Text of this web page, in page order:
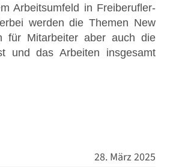
Arbeitsumfeld in Freiberufler-
werden die Themen New
für Mitarbeiter aber auch die
und das Arbeiten insgesamt
28. März 2025